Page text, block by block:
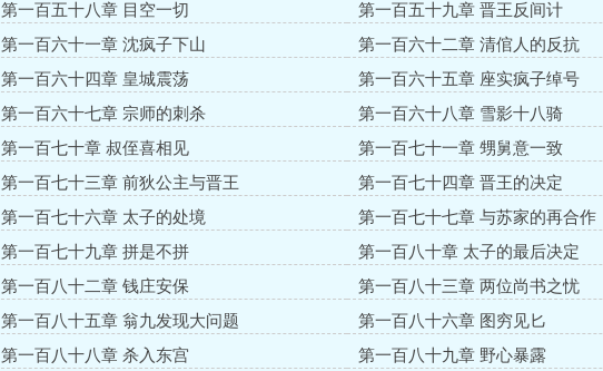
第一百五十八章 目空一切
第一百五十九章 晋王反间计
第一百六十一章 沈疯子下山
第一百六十二章 清倌人的反抗
第一百六十四章 皇城震荡
第一百六十五章 座实疯子绰号
第一百六十七章 宗师的刺杀
第一百六十八章 雪影十八骑
第一百七十章 叔侄喜相见
第一百七十一章 甥舅意一致
第一百七十三章 前狄公主与晋王
第一百七十四章 晋王的决定
第一百七十六章 太子的处境
第一百七十七章 与苏家的再合作
第一百七十九章 拼是不拼
第一百八十章 太子的最后决定
第一百八十二章 钱庄安保
第一百八十三章 两位尚书之忧
第一百八十五章 翁九发现大问题
第一百八十六章 图穷见匕
第一百八十八章 杀入东宫
第一百八十九章 野心暴露